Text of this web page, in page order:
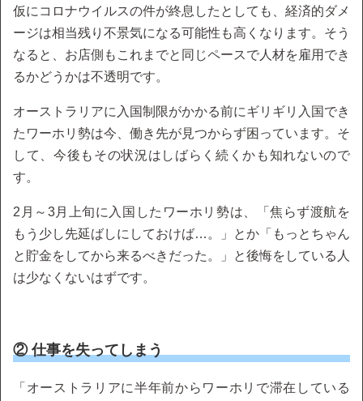
仮にコロナウイルスの件が終息したとしても、経済的ダメ
ージは相当残り不景気になる可能性も高くなります。そう
なると、お店側もこれまでと同じペースで人材を雇用でき
るかどうかは不透明です。
オーストラリアに入国制限がかかる前にギリギリ入国でき
たワーホリ勢は今、働き先が見つからず困っています。そ
して、今後もその状況はしばらく続くかも知れないので
す。
2月～3月上旬に入国したワーホリ勢は、「焦らず渡航を
もう少し先延ばしにしておけば…。」とか「もっとちゃん
と貯金をしてから来るべきだった。」と後悔をしている人
は少なくないはずです。
② 仕事を失ってしまう
「オーストラリアに半年前からワーホリで滞在している